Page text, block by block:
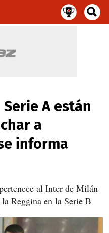
A están
a
informa
al Inter de Milán
Reggina en la Serie B